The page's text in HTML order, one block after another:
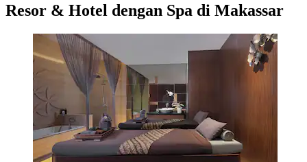
Resor & Hotel dengan Spa di Makassar